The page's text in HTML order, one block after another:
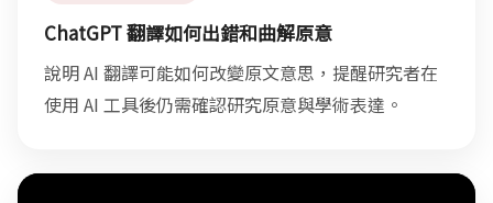
ChatGPT 翻譯如何出錯和曲解原意
說明 AI 翻譯可能如何改變原文意思，提醒研究者在
使用 AI 工具後仍需確認研究原意與學術表達。